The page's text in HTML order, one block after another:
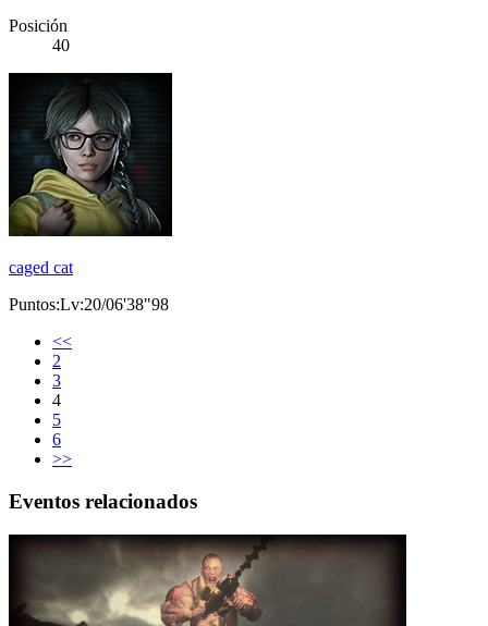
Posición
40
caged cat
Puntos:Lv:20/06'38"98
<<
2
3
4
5
6
>>
Eventos relacionados